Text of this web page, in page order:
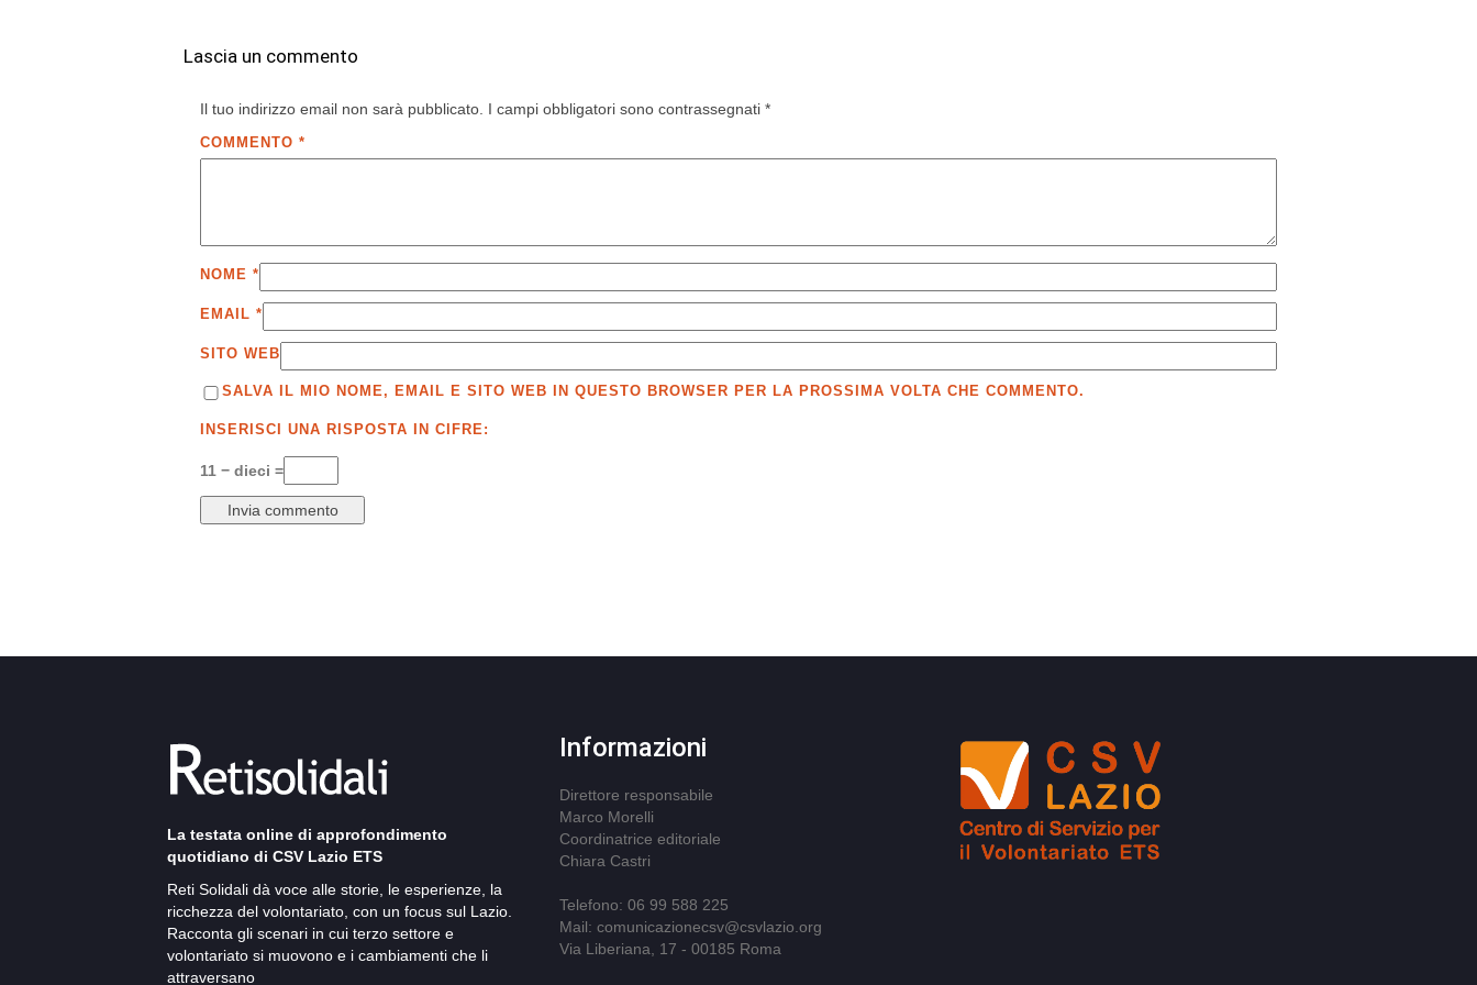
Lascia un commento
Il tuo indirizzo email non sarà pubblicato. I campi obbligatori sono contrassegnati *
COMMENTO *
NOME *
EMAIL *
SITO WEB
SALVA IL MIO NOME, EMAIL E SITO WEB IN QUESTO BROWSER PER LA PROSSIMA VOLTA CHE COMMENTO.
INSERISCI UNA RISPOSTA IN CIFRE:
11 − dieci =
La testata online di approfondimento
quotidiano di CSV Lazio ETS
Reti Solidali dà voce alle storie, le esperienze, la
ricchezza del volontariato, con un focus sul Lazio.
Racconta gli scenari in cui terzo settore e
volontariato si muovono e i cambiamenti che li
attraversano
Informazioni
Direttore responsabile
Marco Morelli
Coordinatrice editoriale
Chiara Castri
Telefono: 06 99 588 225
Mail: comunicazionecsv@csvlazio.org
Via Liberiana, 17 - 00185 Roma